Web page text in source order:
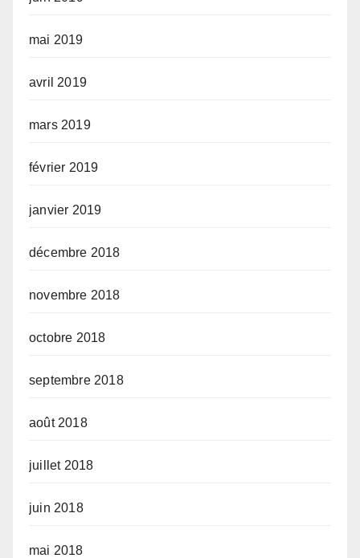
mai 2019
avril 2019
mars 2019
février 2019
janvier 2019
décembre 2018
novembre 2018
octobre 2018
septembre 2018
août 2018
juillet 2018
juin 2018
mai 2018